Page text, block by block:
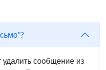
сообщение из